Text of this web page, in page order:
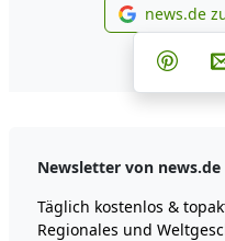
news.de
Newsletter von news.de
Täglich kostenlos &
Regionales und